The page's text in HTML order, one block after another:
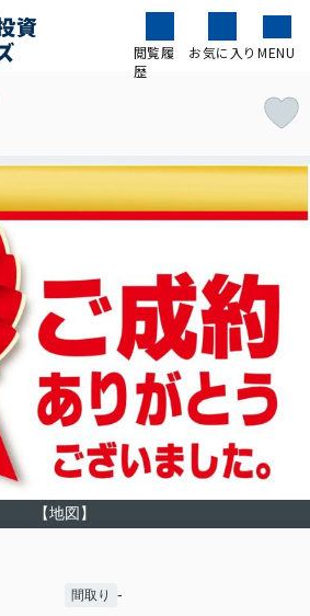
閲覧履
歴
お気に入り MENU
【地図】
間取り -